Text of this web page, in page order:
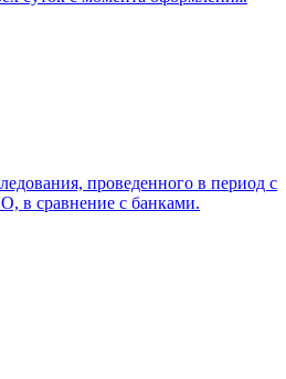
проведенного в период с
в сравнение с банками.